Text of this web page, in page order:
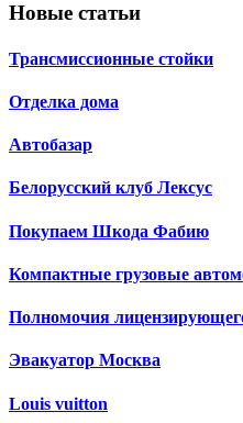
Новые статьи
Трансмиссионные стойки
Отделка дома
Автобазар
Белорусский клуб Лексус
Покупаем Шкода Фабию
Компактные грузовые
Полномочия
Эвакуатор Москва
Louis vuitton